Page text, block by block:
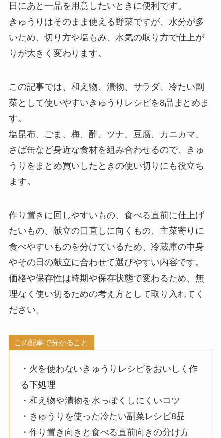
日にあと一品を用意したいときに便利です。
きゅうりはそのまま使える野菜ですが、水分が多
いため、切り方や塩もみ、水気の取り方で仕上が
りが大きく変わります。
この記事では、和え物、漬物、サラダ、冷たい副
菜として使いやすいきゅうりレシピを8品まとめま
す。
塩昆布、ごま、梅、酢、ツナ、豆腐、カニカマ、
さば缶など身近な食材を組み合わせるので、きゅ
うりをまとめ買いしたときの使い切りにも役立ち
ます。
作り置きに回しやすいもの、食べる直前に仕上げ
たいもの、献立の口直しに向くもの、主菜寄りに
食べやすいものを分けているため、冷蔵庫の中身
やその日の献立に合わせて選びやすい内容です。
価格や保存性は時期や保存状態で変わるため、無
理なく使い切るための考え方として取り入れてく
ださい。
この記事で分かること
・火を使わないきゅうりレシピをおいしく作
る下処理
・和え物や漬物を水っぽくしにくいコツ
・きゅうりを使った冷たい副菜レシピ8品
・作り置き向きと食べる直前向きの分け方